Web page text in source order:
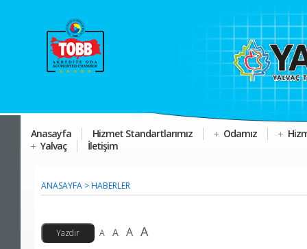
Anasayfa Hizmet Standartlarımız Odamız
Yalvaç
İletişim
ANASAYFA >HABERLER
A A A A